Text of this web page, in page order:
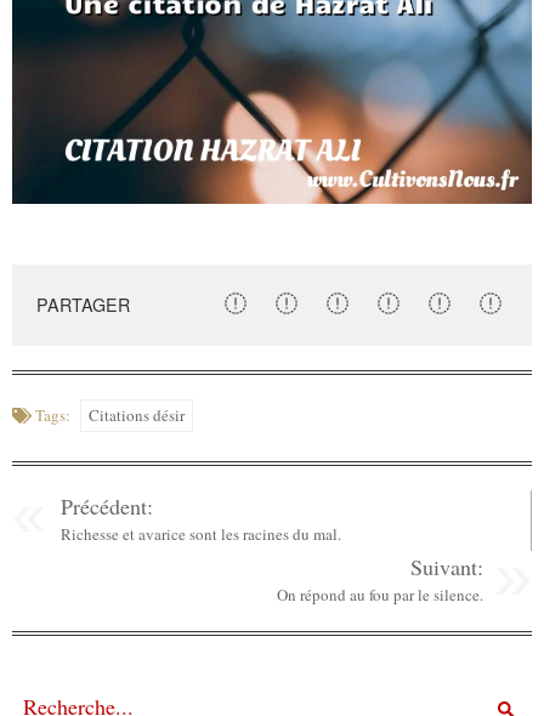
PARTAGER
Tags: Citations désir
Précédent:
Richesse et avarice sont les racines du mal.
Suivant:
On répond au fou par le silence.